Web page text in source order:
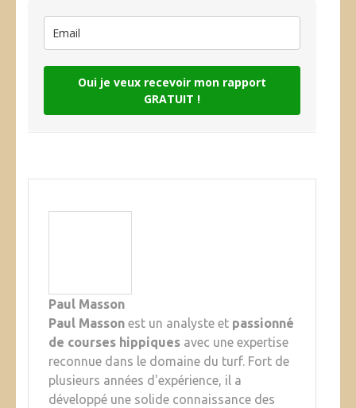
Oui je veux recevoir mon rapport
GRATUIT !
Paul Masson
Paul Masson est un analyste et passionné
de courses hippiques avec une expertise
reconnue dans le domaine du turf. Fort de
plusieurs années d'expérience, il a
développé une solide connaissance des